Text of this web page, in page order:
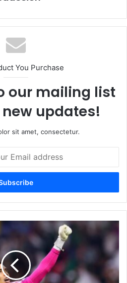
You Purchase
our mailing list
updates!
sit amet, consectetur.